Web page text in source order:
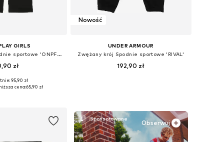
GIRLS
Normalny krój Spodnie sportowe 'ONPFOLD'
zł
95,90 zł
cena:65,90 zł
Nowość
UNDER ARMOUR
Zwężany krój Spodnie sportowe 'RIVAL'
192,90 zł
Obserwuj